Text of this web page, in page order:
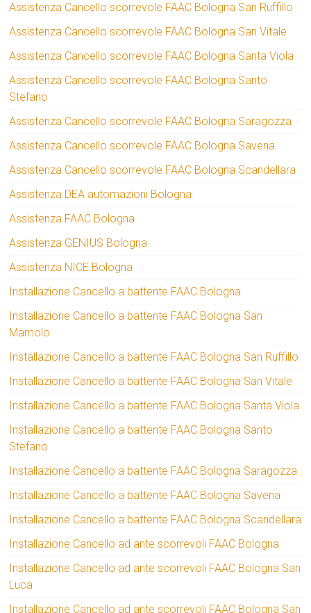
Assistenza Cancello scorrevole FAAC Bologna San Ruffillo
Assistenza Cancello scorrevole FAAC Bologna San Vitale
Assistenza Cancello scorrevole FAAC Bologna Santa Viola
Assistenza Cancello scorrevole FAAC Bologna Santo
Stefano
Assistenza Cancello scorrevole FAAC Bologna Saragozza
Assistenza Cancello scorrevole FAAC Bologna Savena
Assistenza Cancello scorrevole FAAC Bologna Scandellara
Assistenza DEA automazioni Bologna
Assistenza FAAC Bologna
Assistenza GENIUS Bologna
Assistenza NICE Bologna
Installazione Cancello a battente FAAC Bologna
Installazione Cancello a battente FAAC Bologna San
Mamolo
Installazione Cancello a battente FAAC Bologna San Ruffillo
Installazione Cancello a battente FAAC Bologna San Vitale
Installazione Cancello a battente FAAC Bologna Santa Viola
Installazione Cancello a battente FAAC Bologna Santo
Stefano
Installazione Cancello a battente FAAC Bologna Saragozza
Installazione Cancello a battente FAAC Bologna Savena
Installazione Cancello a battente FAAC Bologna Scandellara
Installazione Cancello ad ante scorrevoli FAAC Bologna
Installazione Cancello ad ante scorrevoli FAAC Bologna San
Luca
Installazione Cancello ad ante scorrevoli FAAC Bologna San